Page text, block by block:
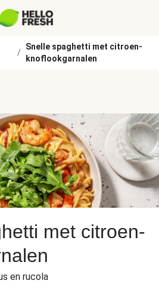
/
Snelle spaghetti met citroen-
knoflookgarnalen
met citroen-
en rucola